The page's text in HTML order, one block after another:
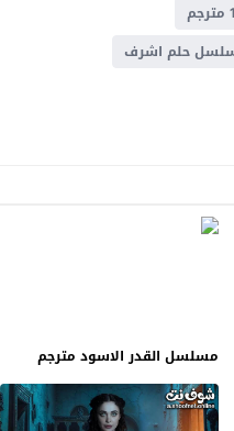
حلم اشرف
مسلسل القدر الاسود مترجم